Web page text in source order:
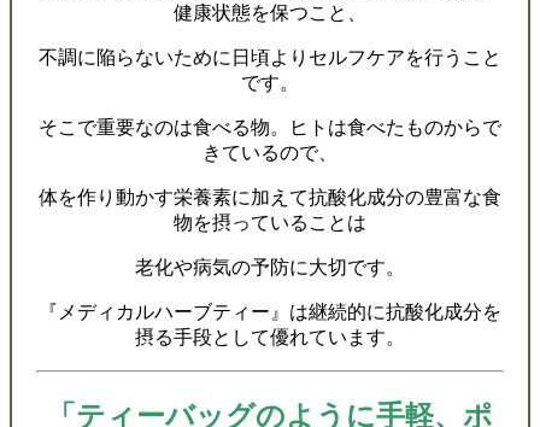
健康状態を保つこと、
不調に陥らないために日頃よりセルフケアを行うこと
です。
そこで重要なのは食べる物。ヒトは食べたものからで
きているので、
体を作り動かす栄養素に加えて抗酸化成分の豊富な食
物を摂っていることは
老化や病気の予防に大切です。
『メディカルハーブティー』は継続的に抗酸化成分を
摂る手段として優れています。
「ティーバッグのように手軽、ポ